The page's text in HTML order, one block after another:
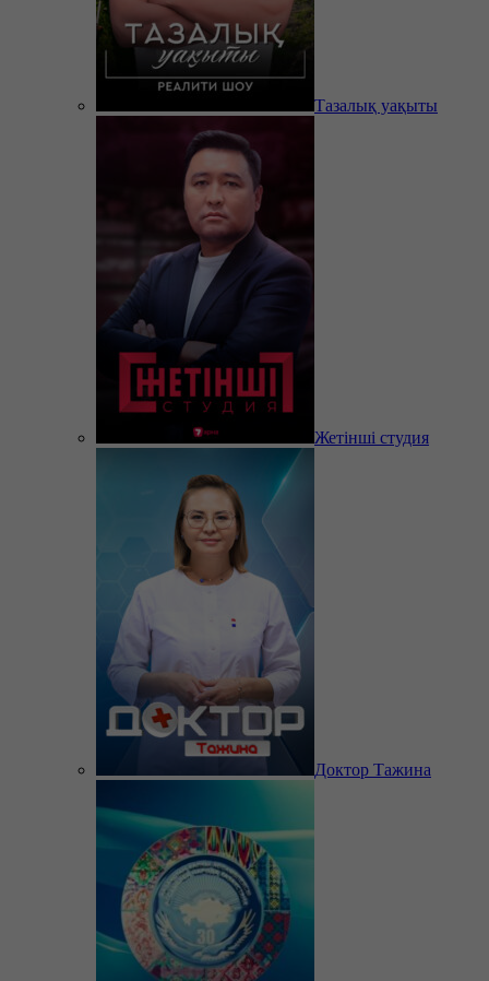
Тазалық уақыты
Жетінші студия
Доктор Тажина